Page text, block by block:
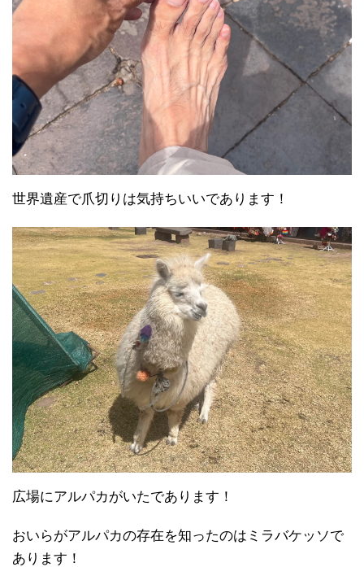
世界遺産で爪切りは気持ちいいであります！
広場にアルパカがいたであります！
おいらがアルパカの存在を知ったのはミラバケッソで
あります！